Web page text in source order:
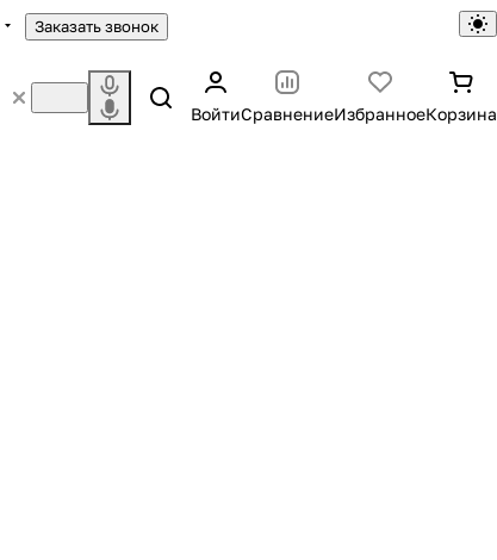
Заказать звонок
ВойтиСравнениеИзбранноеКорзина